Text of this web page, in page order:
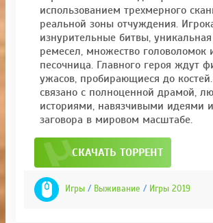
использованием трехмерного
реальной зоны отчуждения.
изнурительные битвы,
ремесел, множество головоломок
песочница. Главного героя ждут
ужасов, пробирающиеся до
связано с полноценной драмой,
историями, навязчивыми идеями
заговора в мировом масштабе.
СКАЧАТЬ ТОРРЕНТ
Игры / Выживание / Игры 2019